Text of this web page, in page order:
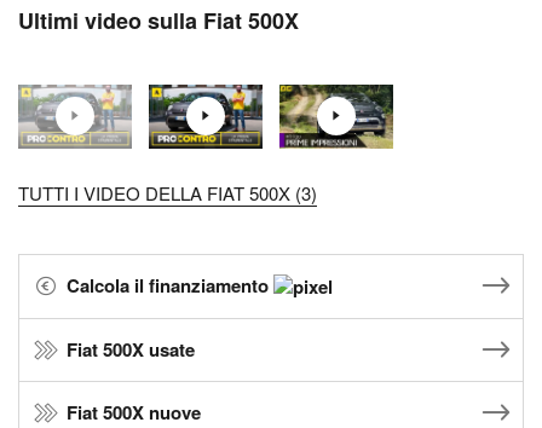
Ultimi video sulla Fiat 500X
TUTTI I VIDEO DELLA FIAT 500X (3)
Calcola il finanziamento
Fiat 500X usate
Fiat 500X nuove